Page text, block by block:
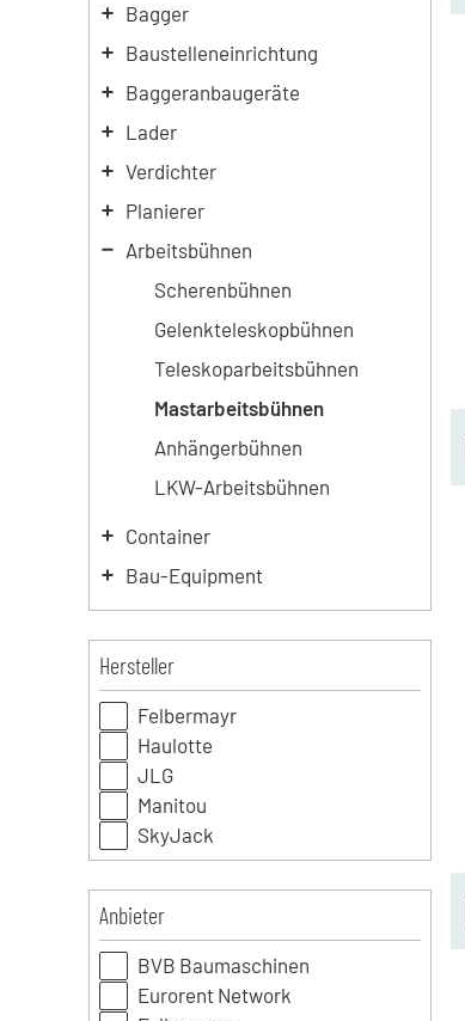
Bagger
Baustelleneinrichtung
Baggeranbaugeräte
Lader
Verdichter
Planierer
Arbeitsbühnen
Scherenbühnen
Gelenkteleskopbühnen
Teleskoparbeitsbühnen
Mastarbeitsbühnen
Anhängerbühnen
LKW-Arbeitsbühnen
Container
Bau-Equipment
Hersteller
Felbermayr
Haulotte
JLG
Manitou
SkyJack
Anbieter
BVB Baumaschinen
Eurorent Network